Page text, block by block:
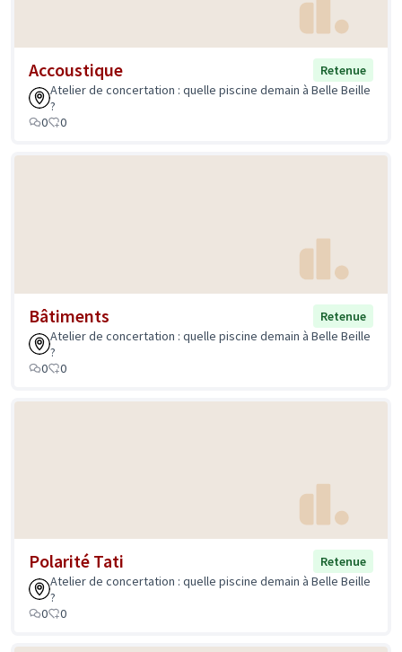
Accoustique
Retenue
Atelier de concertation : quelle piscine demain à Belle Beille
?
0
0
Bâtiments
Retenue
Atelier de concertation : quelle piscine demain à Belle Beille
?
0
0
Polarité Tati
Retenue
Atelier de concertation : quelle piscine demain à Belle Beille
?
0
0